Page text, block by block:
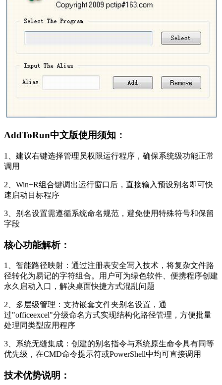
AddToRun中文版使用须知：
1、建议右键选择管理员权限运行程序，确保系统级功能正常
调用
2、Win+R组合键调出运行窗口后，直接输入预设别名即可快
速启动目标程序
3、别名设置需遵循系统命名规范，避免使用特殊符号和保留
字段
核心功能解析：
1、智能路径映射：通过注册表安全写入技术，将复杂文件路
径转化为易记的字符组合。用户可为绿色软件、便携程序创建
永久启动入口，解决桌面快捷方式混乱问题
2、多层级管理：支持嵌套文件夹别名设置，通
过"officeexcel"分级命名方式实现结构化路径管理，方便批量
处理同类型应用程序
3、系统无缝集成：创建的别名指令与系统原生命令具有同等
优先级，在CMD命令提示符或PowerShell中均可直接调用
技术优势说明：